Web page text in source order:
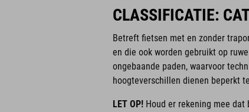
CLASSIFICATIE:
Betreft fietsen met en zonder
en die ook worden gebruikt op
ongebaande paden, waarvoor
hoogteverschillen dienen beperkt
LET OP! Houd er rekening mee